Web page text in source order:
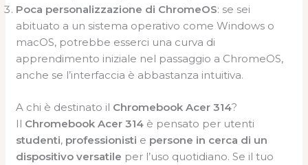
Poca personalizzazione di ChromeOS: se sei
abituato a un sistema operativo come Windows o
macOS, potrebbe esserci una curva di
apprendimento iniziale nel passaggio a ChromeOS,
anche se l’interfaccia è abbastanza intuitiva.
A chi è destinato il Chromebook Acer 314?
Il Chromebook Acer 314 è pensato per utenti
studenti, professionisti e persone in cerca di un
dispositivo versatile per l’uso quotidiano. Se il tuo